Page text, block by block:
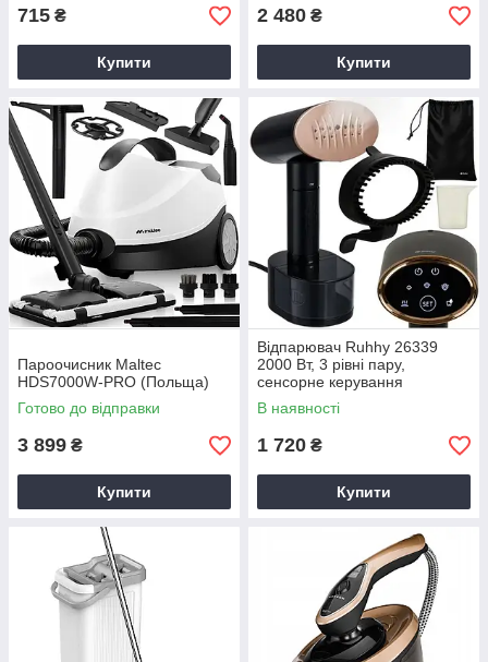
715 ₴
Купити
2 480 ₴
Купити
Пароочисник Maltec
HDS7000W-PRO (Польща)
Готово до відправки
3 899 ₴
Купити
Відпарювач Ruhhy 26339
2000 Вт, 3 рівні пару,
сенсорне керування
В наявності
1 720 ₴
Купити